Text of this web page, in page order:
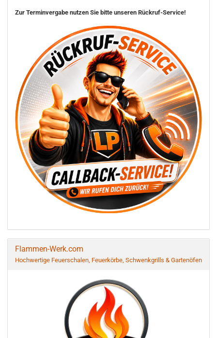
Zur Terminvergabe nutzen Sie bitte unseren Rückruf-Service!
Flammen-Werk.com
Hochwertige Feuerschalen, Feuerkörbe, Schwenkgrills & Gartenöfen